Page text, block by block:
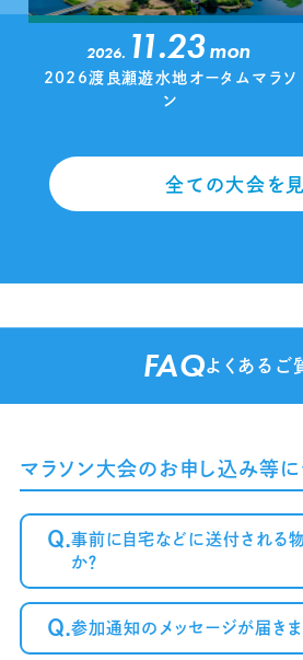
2026. 11.23mon
2026渡良瀬遊水地オータムマラソ
ン
全ての大会を
FAQよくあるご
マラソン大会のお申し込み等
Q.事前に自宅などに送付される
か？
Q.参加通知のメッセージが届きま